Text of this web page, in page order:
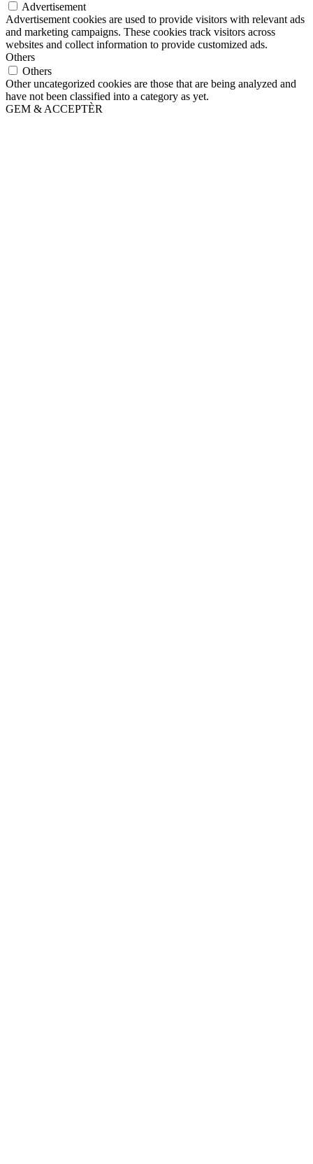
Advertisement
Advertisement cookies are used to provide visitors with relevant ads
and marketing campaigns. These cookies track visitors across
websites and collect information to provide customized ads.
Others
Others
Other uncategorized cookies are those that are being analyzed and
have not been classified into a category as yet.
GEM & ACCEPTÈR